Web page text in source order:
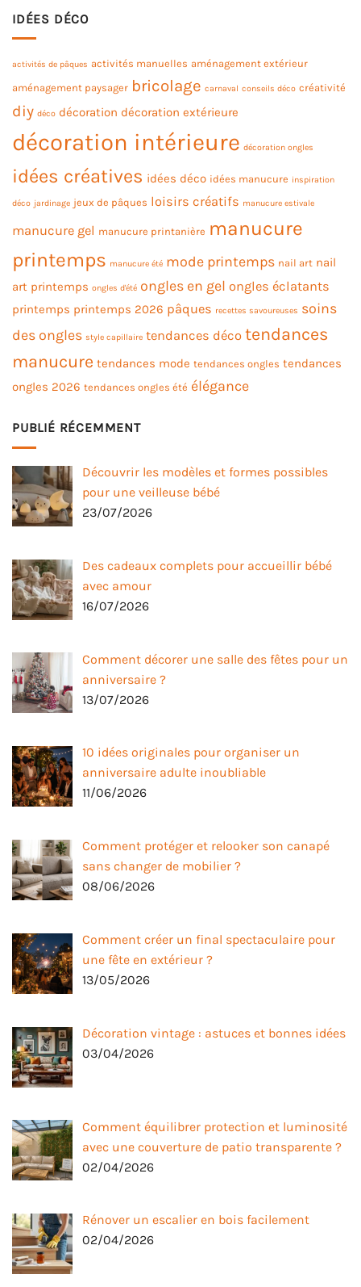
IDÉES DÉCO
activités de pâques activités manuelles aménagement extérieur
aménagement paysager bricolage carnaval conseils déco créativité
diy déco décoration décoration extérieure
décoration intérieure décoration ongles
idées créatives idées déco idées manucure inspiration
déco jardinage jeux de pâques loisirs créatifs manucure estivale
manucure gel manucure printanière manucure
printemps manucure été mode printemps nail art nail
art printemps ongles d'été ongles en gel ongles éclatants
printemps printemps 2026 pâques recettes savoureuses soins
des ongles style capillaire tendances déco tendances
manucure tendances mode tendances ongles tendances
ongles 2026 tendances ongles été élégance
PUBLIÉ RÉCEMMENT
Découvrir les modèles et formes possibles
pour une veilleuse bébé
23/07/2026
Des cadeaux complets pour accueillir bébé
avec amour
16/07/2026
Comment décorer une salle des fêtes pour un
anniversaire ?
13/07/2026
10 idées originales pour organiser un
anniversaire adulte inoubliable
11/06/2026
Comment protéger et relooker son canapé
sans changer de mobilier ?
08/06/2026
Comment créer un final spectaculaire pour
une fête en extérieur ?
13/05/2026
Décoration vintage : astuces et bonnes idées
03/04/2026
Comment équilibrer protection et luminosité
avec une couverture de patio transparente ?
02/04/2026
Rénover un escalier en bois facilement
02/04/2026